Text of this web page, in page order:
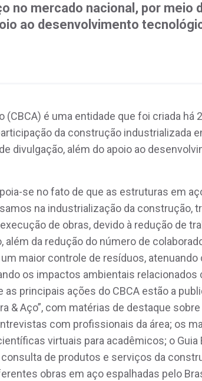
no mercado nacional, por meio
ao desenvolvimento
é uma entidade que foi criada há
da construção industrializada
divulgação, além do apoio ao
se no fato de que as estruturas em
na industrialização da construção,
de obras, devido à redução de
da redução do número de
maior controle de resíduos, atenuando
os impactos ambientais relacionados
principais ações do CBCA estão a
& Aço”, com matérias de destaque
com profissionais da área; os
virtuais para acadêmicos; o Guia
de produtos e serviços da
obras em aço espalhadas pelo